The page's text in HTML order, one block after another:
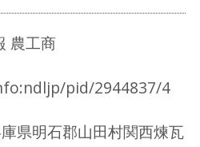
農工商
pid/2944837/4
県明石郡山田村関西煉瓦